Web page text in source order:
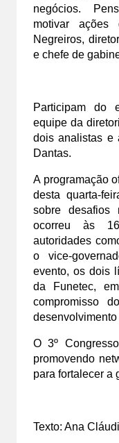
negócios.
motivar ações
Negreiros,
e chefe de
Participam do
equipe da
dois analistas e
Dantas.
A programação
desta quarta-
sobre desafios
ocorreu às
autoridades
o vice-
evento, os dois
da Funetec,
compromisso
O 3º
promovendo
para fortalecer a
Texto: Ana